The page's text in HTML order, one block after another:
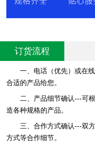
订货流程
一、电话（优先）或在
合适的产品给您。
二、产品细节确认---可
造各种规格的产品。
三、合作方式确认---双
方式等合作细节。